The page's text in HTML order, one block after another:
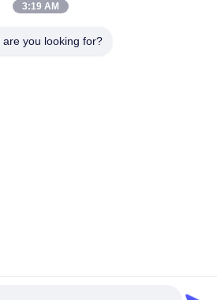
3:19 AM
you looking for?